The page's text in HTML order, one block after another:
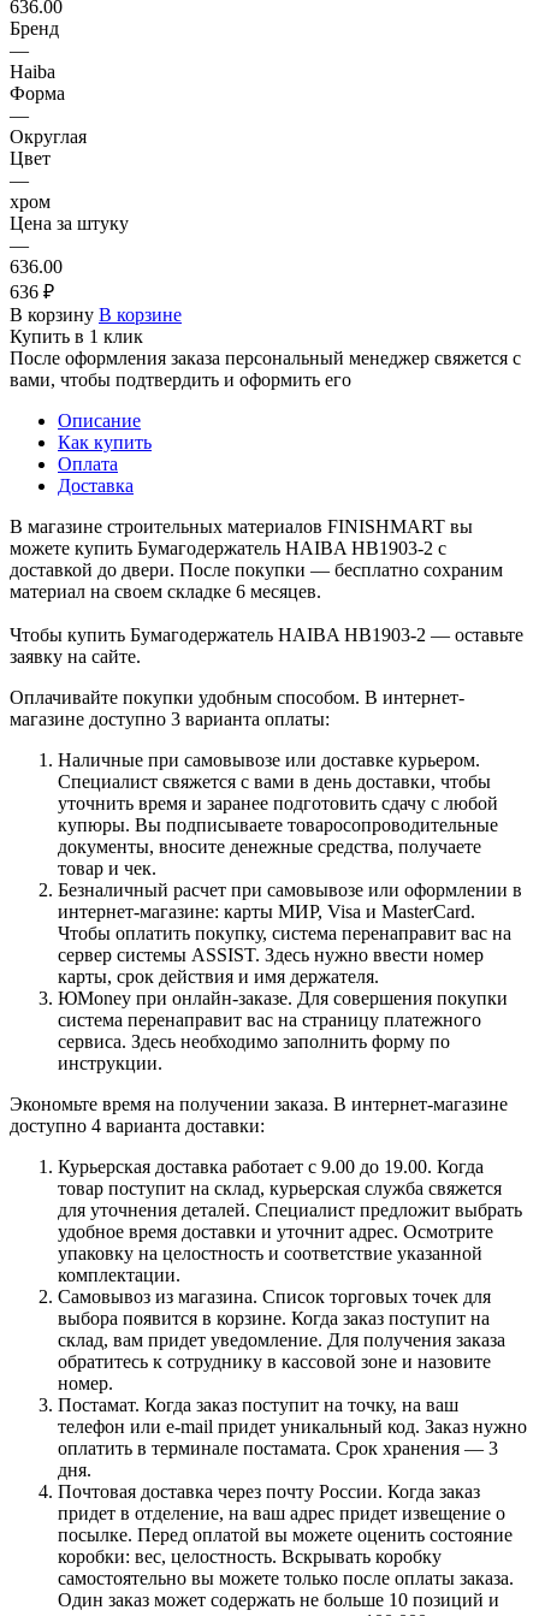
636.00
Бренд
—
Haiba
Форма
—
Округлая
Цвет
—
хром
Цена за штуку
—
636.00
636 ₽
В корзину В корзине
Купить в 1 клик
После оформления заказа персональный менеджер свяжется с
вами, чтобы подтвердить и оформить его
Описание
Как купить
Оплата
Доставка
В магазине строительных материалов FINISHMART вы
можете купить Бумагодержатель HAIBA HB1903-2 с
доставкой до двери. После покупки — бесплатно сохраним
материал на своем складке 6 месяцев.
Чтобы купить Бумагодержатель HAIBA HB1903-2 — оставьте
заявку на сайте.
Оплачивайте покупки удобным способом. В интернет-
магазине доступно 3 варианта оплаты:
Наличные при самовывозе или доставке курьером.
Специалист свяжется с вами в день доставки, чтобы
уточнить время и заранее подготовить сдачу с любой
купюры. Вы подписываете товаросопроводительные
документы, вносите денежные средства, получаете
товар и чек.
Безналичный расчет при самовывозе или оформлении в
интернет-магазине: карты МИР, Visa и MasterCard.
Чтобы оплатить покупку, система перенаправит вас на
сервер системы ASSIST. Здесь нужно ввести номер
карты, срок действия и имя держателя.
ЮMoney при онлайн-заказе. Для совершения покупки
система перенаправит вас на страницу платежного
сервиса. Здесь необходимо заполнить форму по
инструкции.
Экономьте время на получении заказа. В интернет-магазине
доступно 4 варианта доставки:
Курьерская доставка работает с 9.00 до 19.00. Когда
товар поступит на склад, курьерская служба свяжется
для уточнения деталей. Специалист предложит выбрать
удобное время доставки и уточнит адрес. Осмотрите
упаковку на целостность и соответствие указанной
комплектации.
Самовывоз из магазина. Список торговых точек для
выбора появится в корзине. Когда заказ поступит на
склад, вам придет уведомление. Для получения заказа
обратитесь к сотруднику в кассовой зоне и назовите
номер.
Постамат. Когда заказ поступит на точку, на ваш
телефон или e-mail придет уникальный код. Заказ нужно
оплатить в терминале постамата. Срок хранения — 3
дня.
Почтовая доставка через почту России. Когда заказ
придет в отделение, на ваш адрес придет извещение о
посылке. Перед оплатой вы можете оценить состояние
коробки: вес, целостность. Вскрывать коробку
самостоятельно вы можете только после оплаты заказа.
Один заказ может содержать не больше 10 позиций и